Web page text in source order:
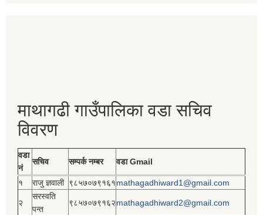
माथागढी गाउँपालिका वडा सचिव
विवरण
वडा
नं
सचिव सम्पर्क नम्बर वडा Gmail
१ राजु ज्ञवाली ९८५७०७९१६१mathagadhiward1@gmail.com
२
सरस्वति
पन्त
९८५७०७९१६२mathagadhiward2@gmail.com